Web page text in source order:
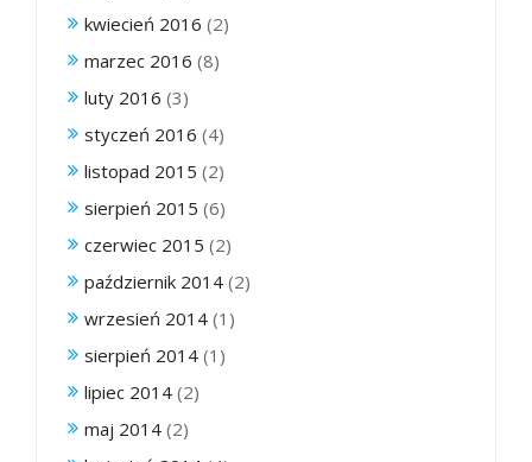
kwiecień 2016 (2)
marzec 2016 (8)
luty 2016 (3)
styczeń 2016 (4)
listopad 2015 (2)
sierpień 2015 (6)
czerwiec 2015 (2)
październik 2014 (2)
wrzesień 2014 (1)
sierpień 2014 (1)
lipiec 2014 (2)
maj 2014 (2)